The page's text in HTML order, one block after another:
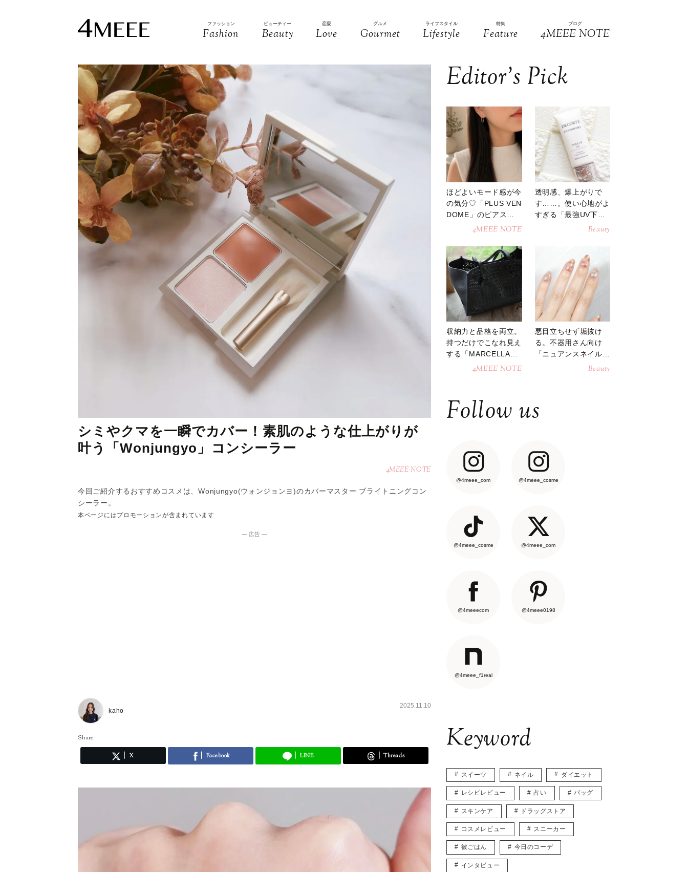
ファッション
Fashion
ビューティー
Beauty
恋愛
Love
グルメ
Gourmet
ライフスタイル
Lifestyle
特集
Feature
ブログ
4MEEE NOTE
シミやクマを一瞬でカバー！素肌のような仕上がりが
叶う「Wonjungyo」コンシーラー
4MEEE NOTE
今回ご紹介するおすすめコスメは、Wonjungyo(ウォンジョンヨ)のカバーマスター ブライトニングコン
シーラー。
本ページにはプロモーションが含まれています
― 広告 ―
kaho
2025.11.10
Share
X Facebook LINE Threads
Editor’s Pick
ほどよいモード感が今
の気分♡「PLUS VEN
DOME」のピアスが
4MEEE NOTE
透明感、爆上がりで
す……。使い心地がよ
すぎる「最強UV下
Beauty
収納力と品格を両立。
持つだけでこなれ見え
する「MARCELLAト
ートバッグ」4MEEE NOTE
悪目立ちせず垢抜け
る。不器用さん向け
「ニュアンスネイル」
Beauty
Follow us
@4meee_com @4meee_cosme
@4meee_cosme @4meee_com
@4meeecom @4meee0198
@4meee_f1real
Keyword
スイーツ ネイル ダイエット
レシピレビュー 占い バッグ
スキンケア ドラッグストア
コスメレビュー スニーカー
彼ごはん 今日のコーデ
インタビュー